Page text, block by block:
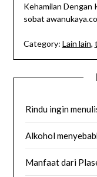
Kehamilan Dengan
sobat
Category: Lain lain,
Rindu ingin
Alkohol
Manfaat dari